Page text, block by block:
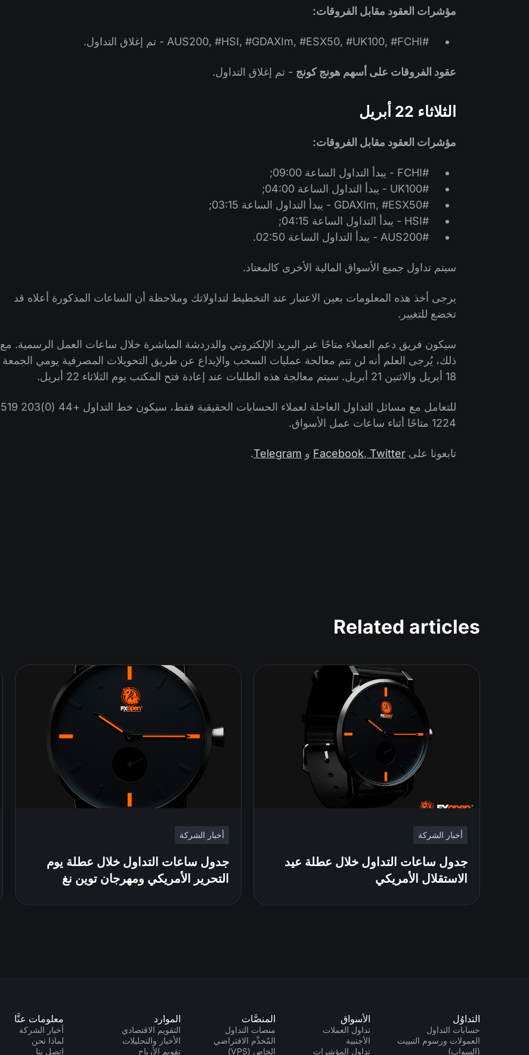
مؤشرات العقود مقابل الفروقات:
#AUS200, #HSI, #GDAXIm, #ESX50, #UK100, #FCHI - تم إغلاق التداول.
عقود الفروقات على أسهم هونج كونج - تم إغلاق التداول.
الثلاثاء 22 أبريل
مؤشرات العقود مقابل الفروقات:
#FCHI - يبدأ التداول الساعة 09:00;
#UK100 - يبدأ التداول الساعة 04:00;
#GDAXIm, #ESX50 - يبدأ التداول الساعة 03:15;
#HSI - يبدأ التداول الساعة 04:15;
#AUS200 - يبدأ التداول الساعة 02:50.
سيتم تداول جميع الأسواق المالية الأخرى كالمعتاد.
يرجى أخذ هذه المعلومات بعين الاعتبار عند التخطيط لتداولاتك وملاحظة أن الساعات المذكورة أعلاه قد
تخضع للتغيير.
سيكون فريق دعم العملاء متاحًا عبر البريد الإلكتروني والدردشة المباشرة خلال ساعات العمل الرسمية. مع
ذلك، يُرجى العلم أنه لن تتم معالجة عمليات السحب والإيداع عن طريق التحويلات المصرفية يومي الجمعة
18 أبريل والاثنين 21 أبريل. سيتم معالجة هذه الطلبات عند إعادة فتح المكتب يوم الثلاثاء 22 أبريل.
للتعامل مع مسائل التداول العاجلة لعملاء الحسابات الحقيقية فقط، سيكون خط التداول +44 (0)203 519
1224 متاحًا أثناء ساعات عمل الأسواق.
تابعونا على Facebook, Twitter و Telegram
.
Related articles
أخبار الشركة
جدول ساعات التداول خلال عطلة عيد
الاستقلال الأمريكي
أخبار الشركة
جدول ساعات التداول خلال عطلة يوم
التحرير الأمريكي ومهرجان توين نغ
التداوُل
حسابات التداول
العمولات ورسوم التبييت
(السواب)
الأسواق
تداول العملات
الأجنبية
تداول المؤشرات
المنصَّات
منصات التداول
المُخدِّم الافتراضي
الخاص (VPS)
الموارد
التقويم الاقتصادي
الأخبار والتحليلات
تقويم الأرباح
معلومات عنَّا
أخبار الشركة
لماذا نحن
اتصل بنا